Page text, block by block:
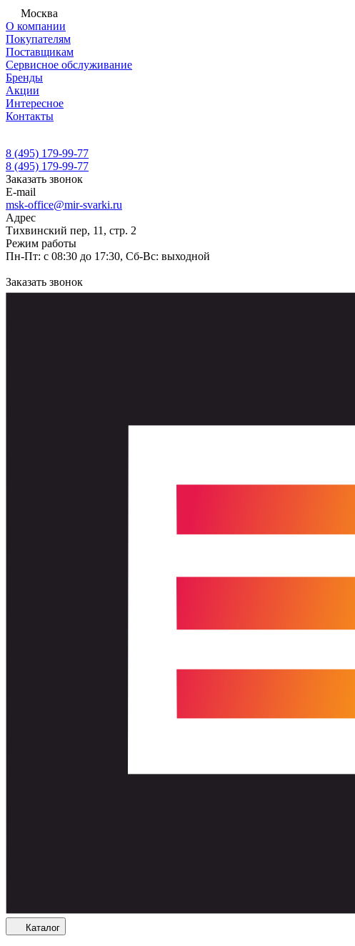
Москва
О компании
Покупателям
Поставщикам
Сервисное обслуживание
Бренды
Акции
Интересное
Контакты
8 (495) 179-99-77
8 (495) 179-99-77
Заказать звонок
E-mail
msk-office@mir-svarki.ru
Адрес
Тихвинский пер, 11, стр. 2
Режим работы
Пн-Пт: с 08:30 до 17:30, Сб-Вс: выходной
Заказать звонок
Каталог